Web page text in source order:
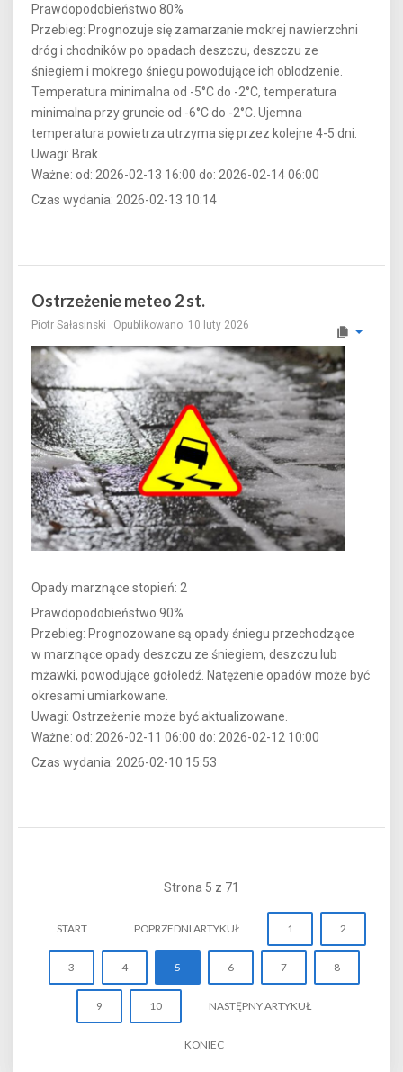
Prawdopodobieństwo 80%
Przebieg: Prognozuje się zamarzanie mokrej nawierzchni
dróg i chodników po opadach deszczu, deszczu ze
śniegiem i mokrego śniegu powodujące ich oblodzenie.
Temperatura minimalna od -5°C do -2°C, temperatura
minimalna przy gruncie od -6°C do -2°C. Ujemna
temperatura powietrza utrzyma się przez kolejne 4-5 dni.
Uwagi: Brak.
Ważne: od: 2026-02-13 16:00 do: 2026-02-14 06:00
Czas wydania: 2026-02-13 10:14
Ostrzeżenie meteo 2 st.
Piotr Sałasinski Opublikowano: 10 luty 2026
Opady marznące stopień: 2
Prawdopodobieństwo 90%
Przebieg: Prognozowane są opady śniegu przechodzące
w marznące opady deszczu ze śniegiem, deszczu lub
mżawki, powodujące gołoledź. Natężenie opadów może być
okresami umiarkowane.
Uwagi: Ostrzeżenie może być aktualizowane.
Ważne: od: 2026-02-11 06:00 do: 2026-02-12 10:00
Czas wydania: 2026-02-10 15:53
Strona 5 z 71
START POPRZEDNI ARTYKUŁ 1 2
3 4 5 6 7 8
9 10 NASTĘPNY ARTYKUŁ
KONIEC